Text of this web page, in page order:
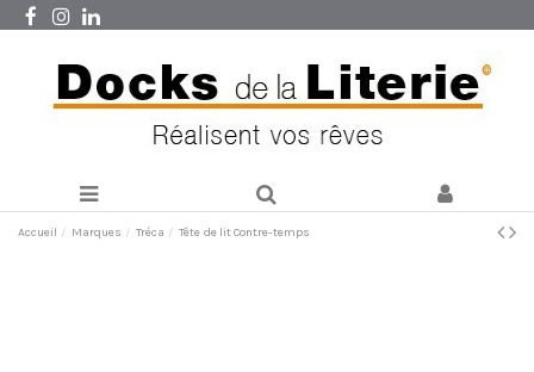
Accueil Marques Tréca Tête de lit Contre-temps